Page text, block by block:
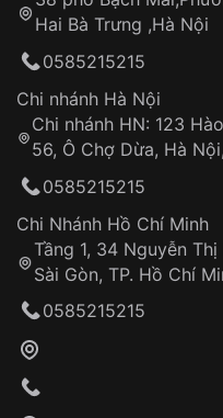
Hotline: 0585 215 215
Từ khóa SEO:
Khách hàng
Tự ý sửa chữa
thống VNLUX
Đảm bảo quyền
Đồng hành cùng
trình sử dụng
Hai Bà Trưng ,Hà Nội
0585215215
Chi nhánh Hà Nội
Chi nhánh HN: 123
56, Ô Chợ Dừa, Hà
0585215215
Chi Nhánh Hồ Chí Minh
Tầng 1, 34 Nguyễn
Sài Gòn, TP. Hồ Chí
0585215215